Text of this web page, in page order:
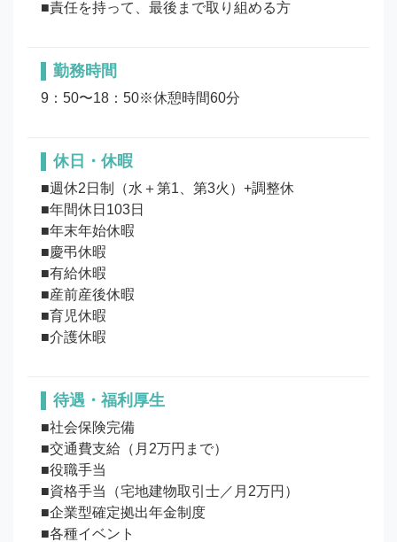
勤務時間
9：50〜18：50※休憩時間60分
休日・休暇
■週休2日制（水＋第1、第3火）+調整休
■年間休日103日
■年末年始休暇
■慶弔休暇
■有給休暇
■産前産後休暇
■育児休暇
待遇・福利厚生
■社会保険完備
■交通費支給（月2万円まで）
■役職手当
■資格手当（宅地建物取引士／月2万円）
■企業型確定拠出年金制度
■各種イベント